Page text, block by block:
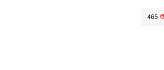
465